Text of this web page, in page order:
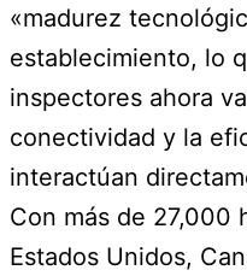
«madurez
establecimiento, lo
inspectores ahora
conectividad y la
interactúan
Con más de 27,000
Estados Unidos,